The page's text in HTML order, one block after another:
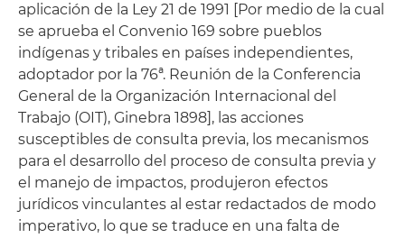
aplicación de la Ley 21 de 1991 [Por medio de la cual
se aprueba el Convenio 169 sobre pueblos
indígenas y tribales en países independientes,
adoptador por la 76ª. Reunión de la Conferencia
General de la Organización Internacional del
Trabajo (OIT), Ginebra 1898], las acciones
susceptibles de consulta previa, los mecanismos
para el desarrollo del proceso de consulta previa y
el manejo de impactos, produjeron efectos
jurídicos vinculantes al estar redactados de modo
imperativo, lo que se traduce en una falta de